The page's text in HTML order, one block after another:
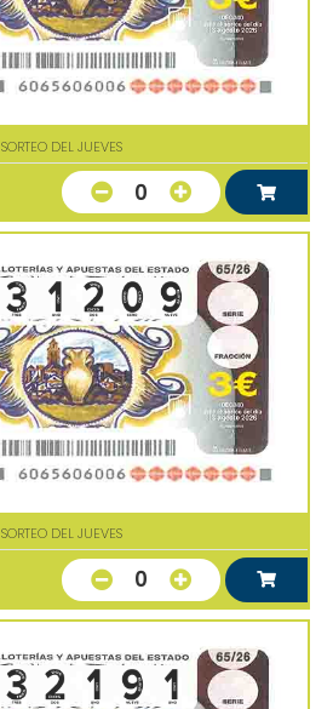
SORTEO DEL JUEVES
0
SORTEO DEL JUEVES
0